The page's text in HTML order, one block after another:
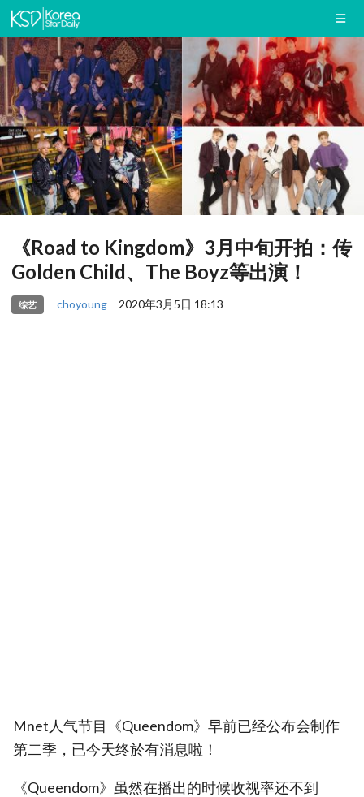
《Road to Kingdom》3月中旬开拍：传
Golden Child、The Boyz等出演！
综艺 choyoung 2020年3月5日 18:13
Mnet人气节目《Queendom》早前已经公布会制作
第二季，已今天终於有消息啦！
《Queendom》虽然在播出的时候收视率还不到